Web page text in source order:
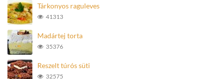
Tárkonyos raguleves
41313
Madártej torta
35376
Reszelt túrós süti
32575